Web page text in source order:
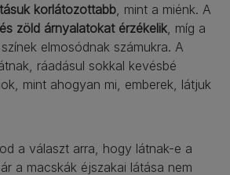
korlátozottabb, mint a miénk. A
zöld árnyalatokat érzékelik, míg a
elmosódnak számukra. A
ráadásul sokkal kevésbé
mint ahogyan mi, emberek, látjuk
a választ arra, hogy látnak-e a
a macskák éjszakai látása nem